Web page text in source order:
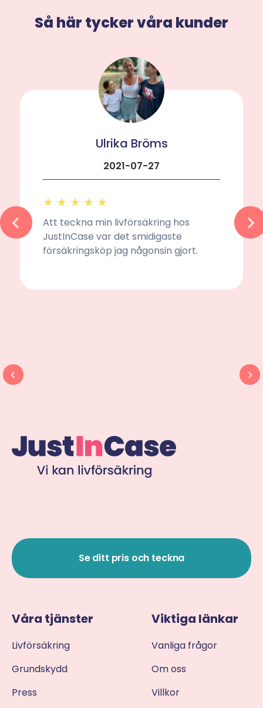
Så här tycker våra kunder
Ulrika Bröms
2021-07-27
Att teckna min livförsäkring hos
JustInCase var det smidigaste
försäkringsköp jag någonsin gjort.
Se ditt pris och teckna
Våra tjänster Viktiga länkar
Livförsäkring
Vanliga frågor
Grundskydd
Om oss
Press
Villkor